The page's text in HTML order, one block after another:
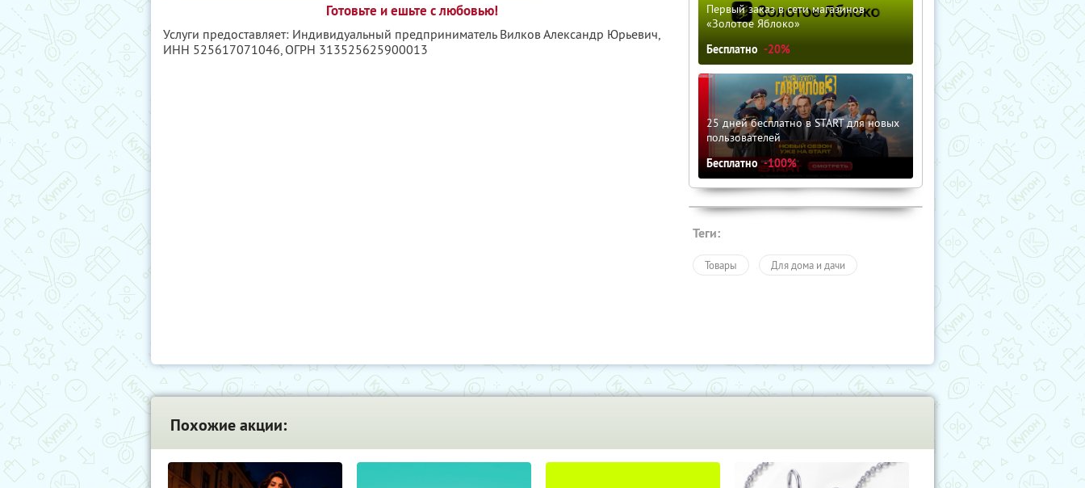
Готовьте и ешьте с любовью!
Услуги предоставляет: Индивидуальный предприниматель Вилков Александр Юрьевич,
ИНН 525617071046 , ОГРН 313525625900013
Первый заказ в сети магазинов
«Золотое Яблоко»
Бесплатно -20%
25 дней бесплатно в START для новых
пользователей
Бесплатно -100%
Теги:
Товары Для дома и дачи
Похожие акции: